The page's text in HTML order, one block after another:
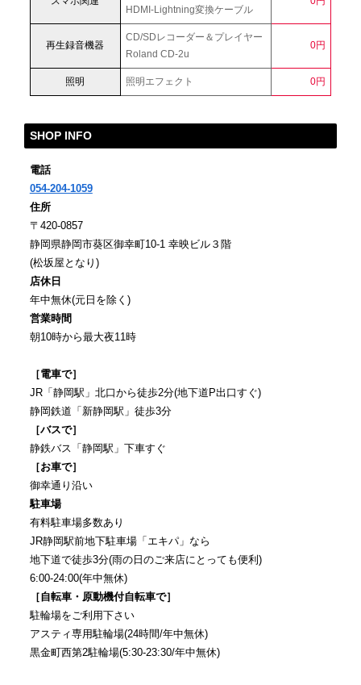
HDMI-Lightning変換ケーブル
再生録音機器
CD/SDレコーダー＆プレイヤー
Roland CD-2u
0円
照明 照明エフェクト 0円
SHOP INFO
電話
054-204-1059
住所
〒420-0857
静岡県静岡市葵区御幸町10-1 幸映ビル３階
(松坂屋となり)
店休日
年中無休(元日を除く)
営業時間
朝10時から最大夜11時
［電車で］
JR「静岡駅」北口から徒歩2分(地下道P出口すぐ)
静岡鉄道「新静岡駅」徒歩3分
［バスで］
静鉄バス「静岡駅」下車すぐ
［お車で］
御幸通り沿い
駐車場
有料駐車場多数あり
JR静岡駅前地下駐車場「エキパ」なら
地下道で徒歩3分(雨の日のご来店にとっても便利)
6:00-24:00(年中無休)
［自転車・原動機付自転車で］
駐輪場をご利用下さい
アスティ専用駐輪場(24時間/年中無休)
黒金町西第2駐輪場(5:30-23:30/年中無休)